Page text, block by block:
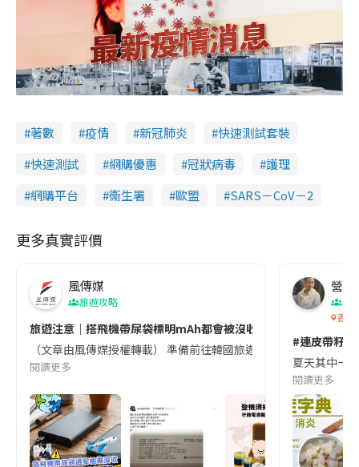
著數 疫情 新冠肺炎
快速測試套裝
快速測試
網購優惠 冠狀病毒
護理
網購平台
衞生署 歐盟 SARS－CoV－2
更多真實評價
風傳媒
旅遊攻略
旅遊注意｜搭飛機帶尿袋標明mAh都會被沒收😱出發前切記檢查
（文章由風傳媒授權轉載） 準備前往韓國旅遊的民眾，近期要
閱讀更多
營養
香港
#連皮帶籽
夏天其中一
閱讀更多